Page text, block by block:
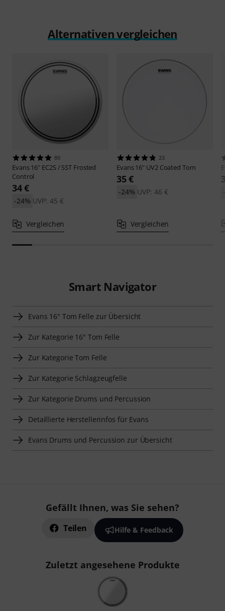
Alternativen vergleichen
80
Evans16" EC2S / SST Frosted
Control
34 €
UVP: 45 €
-24%
Vergleichen
23
Evans16" UV2 Coated Tom
35 €
UVP: 46 €
-24%
Vergleichen
Smart Navigator
Evans 16" Tom Felle zur Übersicht
Zur Kategorie 16" Tom Felle
Zur Kategorie Tom Felle
Zur Kategorie Schlagzeugfelle
Zur Kategorie Drums und Percussion
Detaillierte Herstellerinfos für Evans
Evans Drums und Percussion zur Übersicht
Gefällt Ihnen, was Sie sehen?
Teilen Hilfe & Feedback
Zuletzt angesehene Produkte